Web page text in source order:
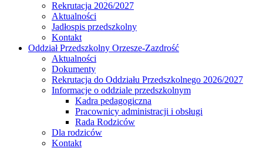
Rekrutacja 2026/2027
Aktualności
Jadłospis przedszkolny
Kontakt
Oddział Przedszkolny Orzesze-Zazdrość
Aktualności
Dokumenty
Rekrutacja do Oddziału Przedszkolnego 2026/2027
Informacje o oddziale przedszkolnym
Kadra pedagogiczna
Pracownicy administracji i obsługi
Rada Rodziców
Dla rodziców
Kontakt